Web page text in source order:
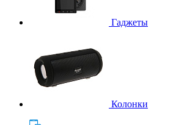
Гаджеты
Колонки